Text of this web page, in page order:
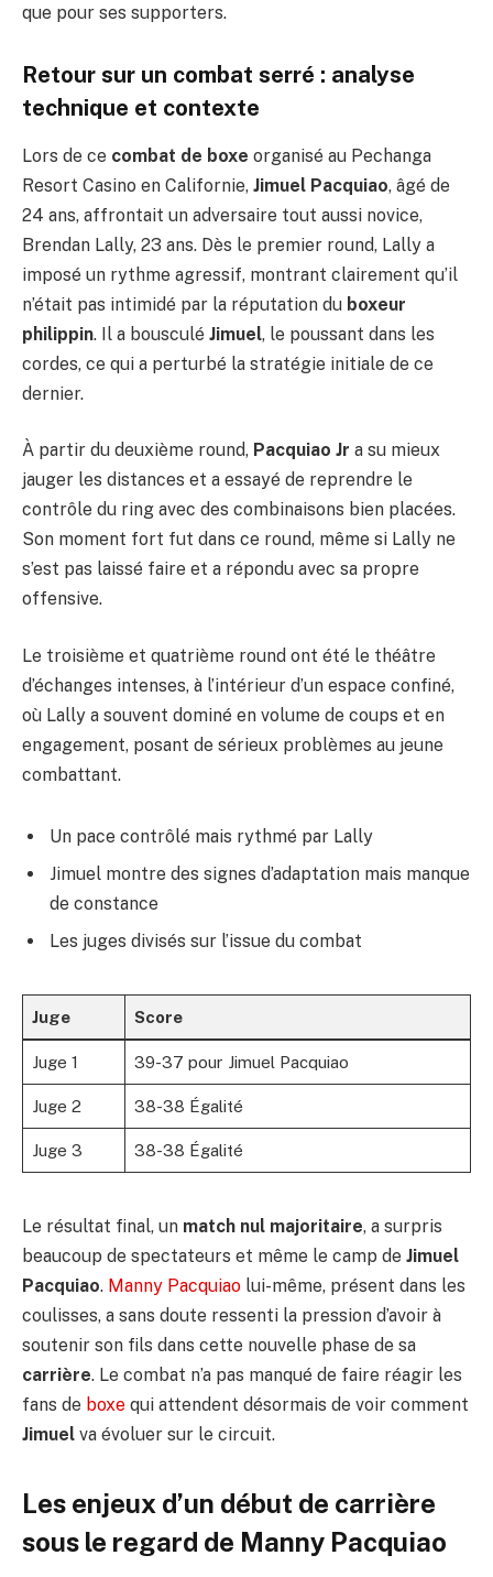
que pour ses supporters.
Retour sur un combat serré : analyse
technique et contexte
Lors de ce combat de boxe organisé au Pechanga
Resort Casino en Californie, Jimuel Pacquiao, âgé de
24 ans, affrontait un adversaire tout aussi novice,
Brendan Lally, 23 ans. Dès le premier round, Lally a
imposé un rythme agressif, montrant clairement qu’il
n’était pas intimidé par la réputation du boxeur
philippin. Il a bousculé Jimuel, le poussant dans les
cordes, ce qui a perturbé la stratégie initiale de ce
dernier.
À partir du deuxième round, Pacquiao Jr a su mieux
jauger les distances et a essayé de reprendre le
contrôle du ring avec des combinaisons bien placées.
Son moment fort fut dans ce round, même si Lally ne
s’est pas laissé faire et a répondu avec sa propre
offensive.
Le troisième et quatrième round ont été le théâtre
d’échanges intenses, à l’intérieur d’un espace confiné,
où Lally a souvent dominé en volume de coups et en
engagement, posant de sérieux problèmes au jeune
combattant.
Un pace contrôlé mais rythmé par Lally
Jimuel montre des signes d’adaptation mais manque
de constance
Les juges divisés sur l’issue du combat
Juge Score
Juge 1 39-37 pour Jimuel Pacquiao
Juge 2 38-38 Égalité
Juge 3 38-38 Égalité
Le résultat final, un match nul majoritaire, a surpris
beaucoup de spectateurs et même le camp de Jimuel
Pacquiao. Manny Pacquiao lui-même, présent dans les
coulisses, a sans doute ressenti la pression d’avoir à
soutenir son fils dans cette nouvelle phase de sa
carrière. Le combat n’a pas manqué de faire réagir les
fans de boxe qui attendent désormais de voir comment
Jimuel va évoluer sur le circuit.
Les enjeux d’un début de carrière
sous le regard de Manny Pacquiao